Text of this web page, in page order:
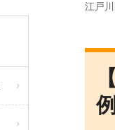
江戸
例